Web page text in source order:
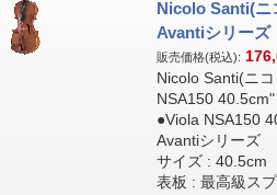
Nicolo Santi(
Avantiシリー
販売価格(税込):
Nicolo Santi(ニ
NSA150 40.5cm"
●Viola NSA150
Avantiシリーズ
サイズ : 40.5cm
表板 : 最高級ス